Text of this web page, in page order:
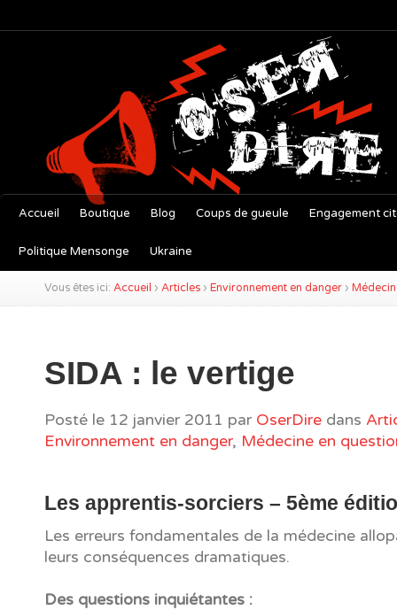
Accueil Boutique Blog Coups de gueule Engagement
Politique Mensonge Ukraine
Vous êtes ici: Accueil › Articles › Environnement en danger ›
SIDA : le vertige
Posté le 12 janvier 2011 par OserDire dans
Environnement en danger, Médecine en
Les apprentis-sorciers – 5ème
Les erreurs fondamentales de la médecine
leurs conséquences dramatiques.
Des questions inquiétantes :